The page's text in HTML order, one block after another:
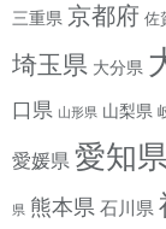
三重県 京都府 佐
埼玉県 大分県
口県 山形県 山梨県
愛媛県 愛知県
県 熊本県 石川県